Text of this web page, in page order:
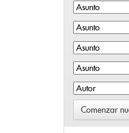
Comenzar